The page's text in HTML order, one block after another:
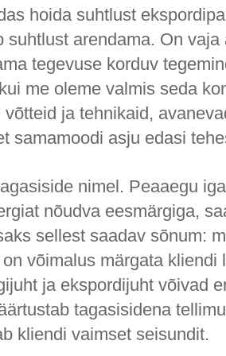
hoida suhtlust
suhtlust arendama. On
tegevuse korduv
me oleme valmis seda
ja tehnikaid,
samamoodi asju edasi
nimel. Peaaegu
nõudva eesmärgiga,
sellest saadav sõnum:
võimalus märgata kliendi
ja ekspordijuht võivad
tagasisidena
kliendi vaimset seisundit.